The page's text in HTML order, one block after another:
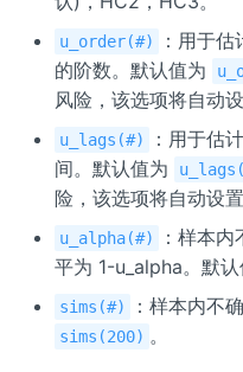
u_order(#)
：用于
的阶数。默认值为
风险，该选项将自动设
u_lags(#)
：用于估
间。默认值为
险，该选项将自动设置
u_alpha(#)
：样本
平为 1-u_alpha。默认
sims(#) ：样本内不
sims(200) 。